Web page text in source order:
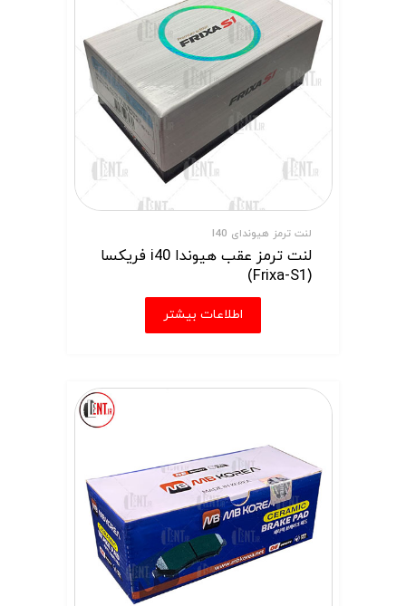
لنت ترمز هیوندای I40
لنت ترمز عقب هیوندا i40 فریکسا
(Frixa-S1)
اطلاعات بیشتر